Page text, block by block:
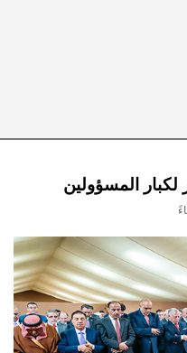
لكبار المسؤولين